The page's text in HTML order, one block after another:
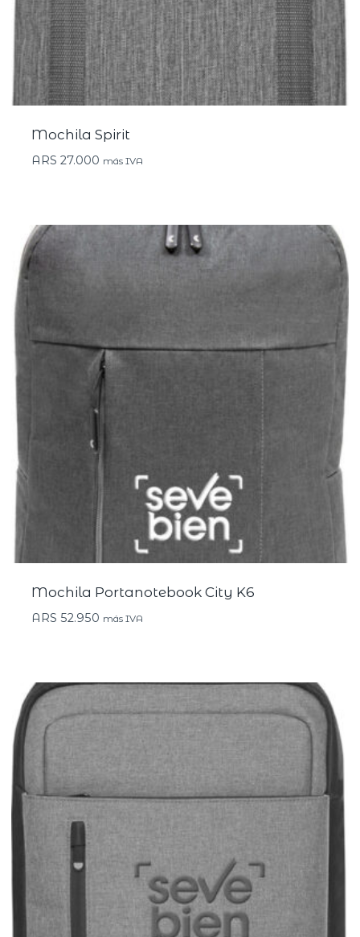
Mochila Spirit
ARS 27.000 más IVA
Mochila Portanotebook City K6
ARS 52.950 más IVA